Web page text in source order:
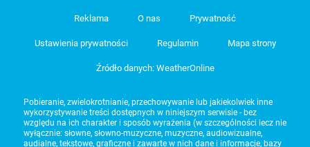
Reklama O nas Prywatność
Ustawienia prywatności Regulamin Mapa strony
Źródło danych: WeatherOnline
Pobieranie, zwielokrotnianie, przechowywanie lub jakiekolwiek inne
wykorzystywanie treści dostępnych w niniejszym serwisie - bez
względu na ich charakter i sposób wyrażenia (w szczególności lecz nie
wyłącznie: słowne, słowno-muzyczne, muzyczne, audiowizualne,
audialne, tekstowe, graficzne i zawarte w nich dane i informacje, bazy